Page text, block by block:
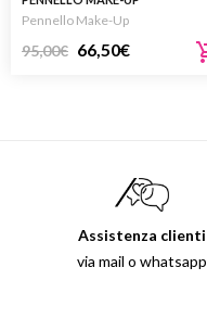
Pennello Make-Up
95,00€ 66,50€
Assistenza clienti
via mail o whatsapp